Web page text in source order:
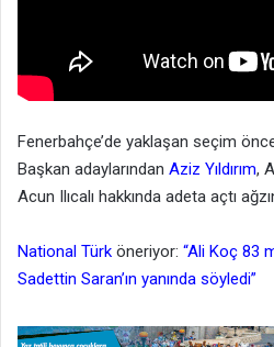
Fenerbahçe’de yaklaşan seçim
Başkan adaylarından Aziz Yıldırım,
Acun Ilıcalı hakkında adeta açtı
National Türk öneriyor: “Ali Koç 83
Sadettin Saran’ın yanında söyledi”